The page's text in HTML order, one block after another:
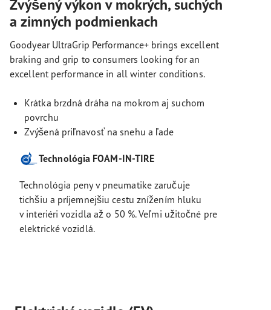
Zvýšený výkon v mokrých, suchých
a zimných podmienkach
Goodyear UltraGrip Performance+ brings excellent
braking and grip to consumers looking for an
excellent performance in all winter conditions.
Krátka brzdná dráha na mokrom aj suchom
povrchu
Zvýšená priľnavosť na snehu a ľade
Technológia FOAM-IN-TIRE
Technológia peny v pneumatike zaručuje
tichšiu a príjemnejšiu cestu znížením hluku
v interiéri vozidla až o 50 %. Veľmi užitočné pre
elektrické vozidlá.